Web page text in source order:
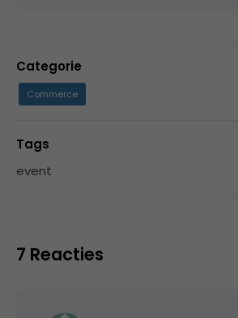
Categorie
Commerce
Tags
event
7 Reacties